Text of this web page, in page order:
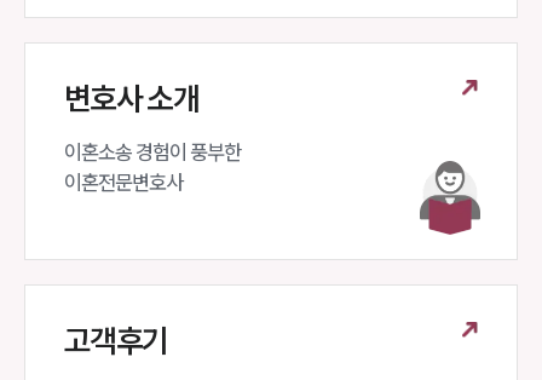
변호사 소개
이혼소송 경험이 풍부한
이혼전문변호사
고객후기